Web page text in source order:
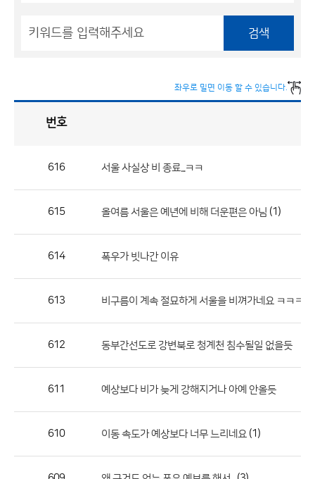
검색
좌우로 밀면 이동 할 수 있습니다.
론
호,
번호
616 서울 사실상 비 종료...ㅋㅋ
615 올여름 서울은 예년에 비해 더운편은 아님 (1)
614 폭우가 빗나간 이유
613 비구름이 계속 절묘하게 서울을 비껴가네요 ㅋㅋㅋ
612 동부간선도로 강변북로 청계천 침수될일 없을듯
611 예상보다 비가 늦게 강해지거나 아예 안올듯
610 이동 속도가 예상보다 너무 느리네요 (1)